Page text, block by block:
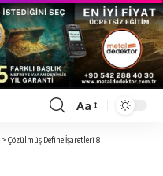
Font
Resizer
Aa
> Çözülmüş Define İşaretleri 8